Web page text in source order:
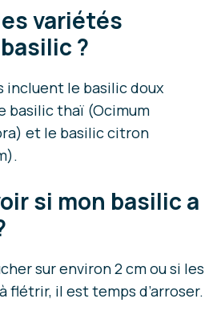
variétés
?
incluent le basilic doux
basilic thaï (Ocimum
et le basilic citron
si mon basilic a
sur environ 2 cm ou si les
flétrir, il est temps d’arroser.